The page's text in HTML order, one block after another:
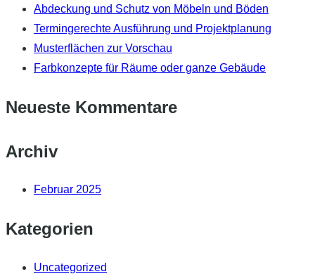
Abdeckung und Schutz von Möbeln und Böden
Termingerechte Ausführung und Projektplanung
Musterflächen zur Vorschau
Farbkonzepte für Räume oder ganze Gebäude
Neueste Kommentare
Archiv
Februar 2025
Kategorien
Uncategorized